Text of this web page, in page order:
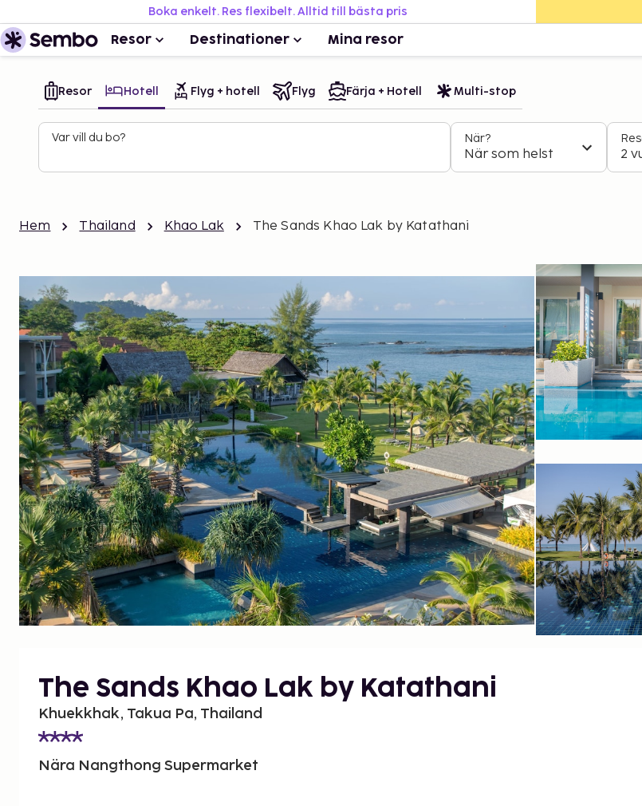
Boka enkelt. Res flexibelt. Alltid till bästa pris
Resor Destinationer Mina resor
Resor Hotell Flyg + hotell Flyg Färja + Hotell Multi-stop
Var vill du bo? När?
När som helst 2
Hem Thailand Khao Lak The Sands Khao Lak by Katathani
The Sands Khao Lak by Katathani
Khuekkhak, Takua Pa, Thailand
Nära Nangthong Supermarket